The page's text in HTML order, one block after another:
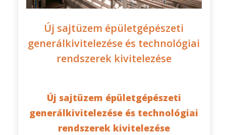
Új sajtüzem épületgépészeti
generálkivitelezése és technológiai
rendszerek kivitelezése
Új sajtüzem épületgépészeti
generálkivitelezése és technológiai
rendszerek kivitelezése